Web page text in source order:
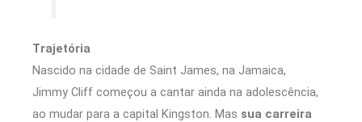
Trajetória
Nascido na cidade de Saint James, na Jamaica,
Jimmy Cliff começou a cantar ainda na adolescência,
ao mudar para a capital Kingston. Mas sua carreira